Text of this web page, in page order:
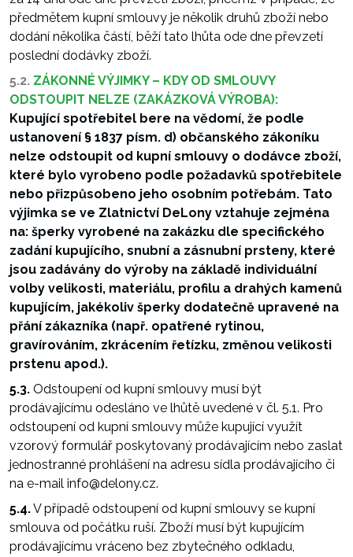
předmětem kupní smlouvy je několik druhů zboží nebo
dodání několika částí, běží tato lhůta ode dne převzetí
poslední dodávky zboží.
5.2. ZÁKONNÉ VÝJIMKY – KDY OD SMLOUVY
ODSTOUPIT NELZE (ZAKÁZKOVÁ VÝROBA):
Kupující spotřebitel bere na vědomí, že podle
ustanovení § 1837 písm. d) občanského zákoníku
nelze odstoupit od kupní smlouvy o dodávce zboží,
které bylo vyrobeno podle požadavků spotřebitele
nebo přizpůsobeno jeho osobním potřebám. Tato
výjimka se ve Zlatnictví DeLony vztahuje zejména
na: šperky vyrobené na zakázku dle specifického
zadání kupujícího, snubní a zásnubní prsteny, které
jsou zadávány do výroby na základě individuální
volby velikosti, materiálu, profilu a drahých kamenů
kupujícím, jakékoliv šperky dodatečně upravené na
přání zákazníka (např. opatřené rytinou,
gravírováním, zkrácením řetízku, změnou velikosti
prstenu apod.).
5.3. Odstoupení od kupní smlouvy musí být
prodávajícímu odesláno ve lhůtě uvedené v čl. 5.1. Pro
odstoupení od kupní smlouvy může kupující využít
vzorový formulář poskytovaný prodávajícím nebo zaslat
jednostranné prohlášení na adresu sídla prodávajícího či
na e-mail info@delony.cz.
5.4.V případě odstoupení od kupní smlouvy se kupní
smlouva od počátku ruší. Zboží musí být kupujícím
prodávajícímu vráceno bez zbytečného odkladu,